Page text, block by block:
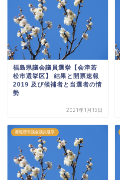
福島県議会議員選挙【会津若
松市選挙区】 結果と開票速報
2019 及び候補者と当選者の情
勢
2021年1月15日
都道府県議会議員選挙